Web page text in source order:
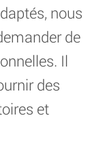
nous
de
Il
des
et